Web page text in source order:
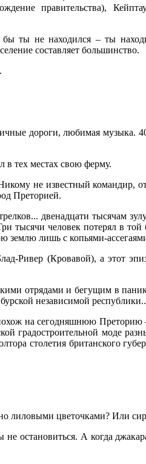
правительства),
ты не находился – ты
составляет большинство.
дороги, любимая музыка.
в тех местах свою ферму.
не известный командир,
Преторией.
двенадцати тысячам
тысячи человек потерял в
лишь с копьями-
Ривер (Кровавой), а этот
отрядами и бегущим в
независимой
на сегодняшнюю Преторию
градостроительной моде
столетия британского
лиловыми цветочками? Или
остановиться. А когда